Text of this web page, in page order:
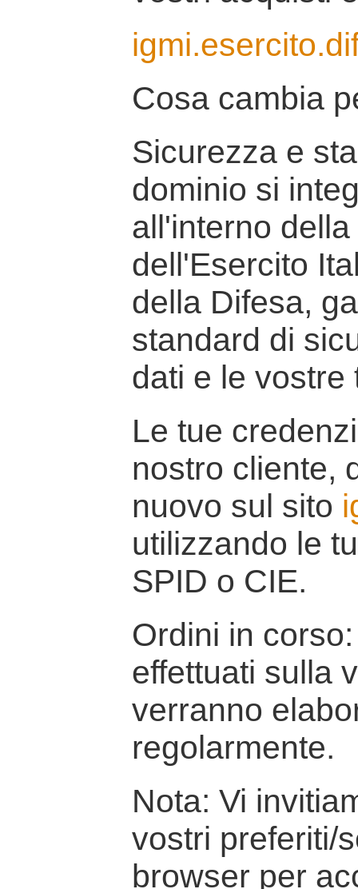
Cosa cambia
Sicurezza e
dominio si
all'interno
dell'Esercito
della Difesa,
standard di
dati e le vostre
Le tue
nostro cliente,
nuovo sul sito
utilizzando le
SPID o CIE.
Ordini in
effettuati sulla
verranno
regolarmente.
Nota: Vi
vostri preferiti/
browser per